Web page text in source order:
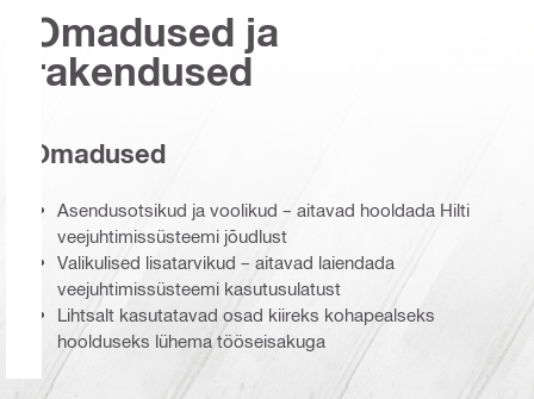
Omadused ja
rakendused
Omadused
Asendusotsikud ja voolikud – aitavad hooldada Hilti
veejuhtimissüsteemi jõudlust
Valikulised lisatarvikud – aitavad laiendada
veejuhtimissüsteemi kasutusulatust
Lihtsalt kasutatavad osad kiireks kohapealseks
hoolduseks lühema tööseisakuga